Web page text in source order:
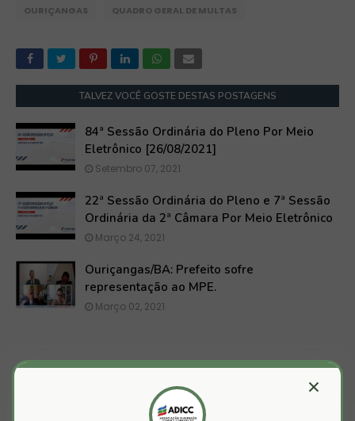
OURIÇANGAS QUADRO GERAL DE MULTAS
TALVEZ VOCÊ GOSTE DESTAS POSTAGENS
84ª Sessão Ordinária do Pleno Por Meio
Eletrônico [26/08/2021]
Setembro 07, 2021
22ª Sessão Ordinária do Pleno e 7ª Sessão
Ordinária da 2ª Câmara Por Meio Eletrônico
Março 24, 2021
Ouriçangas/BA: Prefeito sofre
representação ao MPE.
Março 02, 2021
ANTIGOS
JURISPRUDÊNCIA OFICIAL TCMBA
×